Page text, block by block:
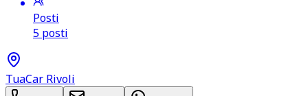
Posti
5 posti
TuaCar Rivoli